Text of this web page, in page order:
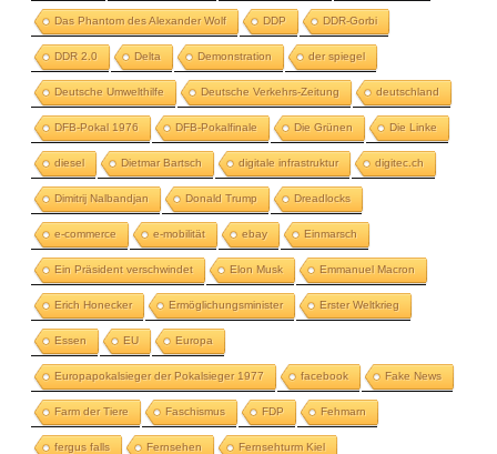
Das Phantom des Alexander Wolf DDP DDR-Gorbi
DDR 2.0 Delta Demonstration der spiegel
Deutsche Umwelthilfe Deutsche Verkehrs-Zeitung deutschland
DFB-Pokal 1976 DFB-Pokalfinale Die Grünen Die Linke
diesel Dietmar Bartsch digitale infrastruktur digitec.ch
Dimitrij Nalbandjan Donald Trump Dreadlocks
e-commerce e-mobilität ebay Einmarsch
Ein Präsident verschwindet Elon Musk Emmanuel Macron
Erich Honecker Ermöglichungsminister Erster Weltkrieg
Essen EU Europa
Europapokalsieger der Pokalsieger 1977 facebook Fake News
Farm der Tiere Faschismus FDP Fehmarn
fergus falls Fernsehen Fernsehturm Kiel